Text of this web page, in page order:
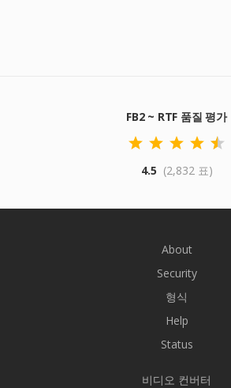
FB2 ~ RTF 품질 평가
4.5 (2,832 표)
About
Security
형식
Help
Status
비디오 컨버터